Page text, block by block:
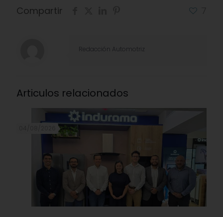
Compartir
Redacción Automotriz
Articulos relacionados